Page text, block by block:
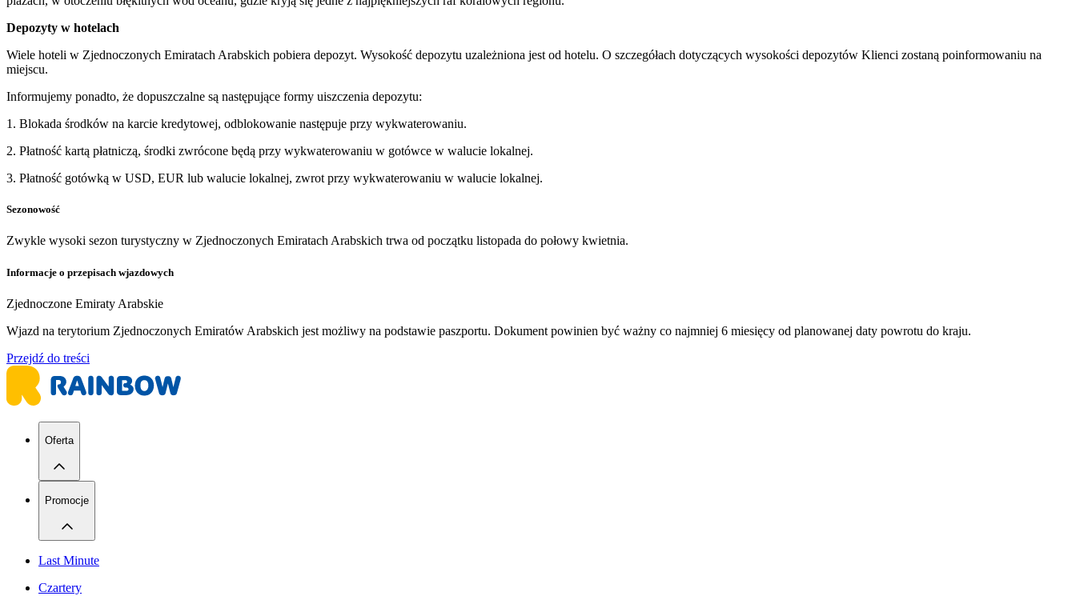
Depozyty w hotelach
Wiele hoteli w Zjednoczonych Emiratach Arabskich pobiera depozyt. Wysokość depozytu uzależniona jest od hotelu. O szczegółach dotyczących wysokości depozytów Klienci zostaną poinformowaniu na
miejscu.
Informujemy ponadto, że dopuszczalne są następujące formy uiszczenia depozytu:
1. Blokada środków na karcie kredytowej, odblokowanie następuje przy wykwaterowaniu.
2. Płatność kartą płatniczą, środki zwrócone będą przy wykwaterowaniu w gotówce w walucie lokalnej.
3. Płatność gotówką w USD, EUR lub walucie lokalnej, zwrot przy wykwaterowaniu w walucie lokalnej.
Sezonowość
Zwykle wysoki sezon turystyczny w Zjednoczonych Emiratach Arabskich trwa od początku listopada do połowy kwietnia.
Informacje o przepisach wjazdowych
Zjednoczone Emiraty Arabskie
Wjazd na terytorium Zjednoczonych Emiratów Arabskich jest możliwy na podstawie paszportu. Dokument powinien być ważny co najmniej 6 miesięcy od planowanej daty powrotu do kraju.
Przejdź do treści
Oferta
Promocje
Last Minute
Czartery